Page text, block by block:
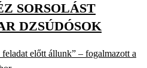
SORSOLÁST
DZSÚDÓSOK
előtt állunk” – fogalmazott a